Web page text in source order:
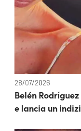
28/07/2026
Belén
e lancia un